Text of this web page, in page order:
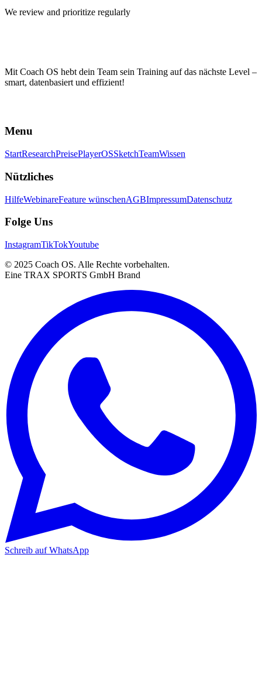
We review and prioritize regularly
Mit Coach OS hebt dein Team sein Training auf das nächste Level –
smart, datenbasiert und effizient!
Menu
StartResearchPreisePlayerOSSketchTeamWissen
Nützliches
HilfeWebinareFeature wünschenAGBImpressumDatenschutz
Folge Uns
InstagramTikTokYoutube
© 2025 Coach OS. Alle Rechte vorbehalten.
Eine TRAX SPORTS GmbH Brand
Schreib auf WhatsApp